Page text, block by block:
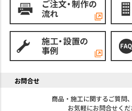
お問合せ
商品・施工に関するご質問
お気軽にお問合せくだ